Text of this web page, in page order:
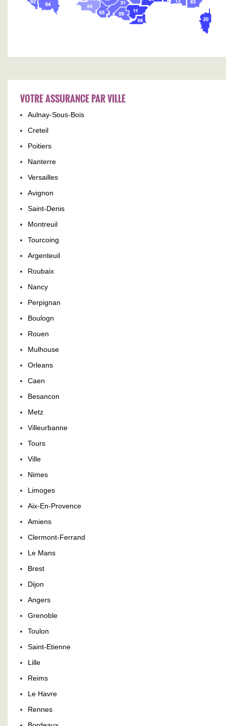
VOTRE ASSURANCE PAR VILLE
Aulnay-Sous-Bois
Creteil
Poitiers
Nanterre
Versailles
Avignon
Saint-Denis
Montreuil
Tourcoing
Argenteuil
Roubaix
Nancy
Perpignan
Boulogn
Rouen
Mulhouse
Orleans
Caen
Besancon
Metz
Villeurbanne
Tours
Ville
Nimes
Limoges
Aix-En-Provence
Amiens
Clermont-Ferrand
Le Mans
Brest
Dijon
Angers
Grenoble
Toulon
Saint-Etienne
Lille
Reims
Le Havre
Rennes